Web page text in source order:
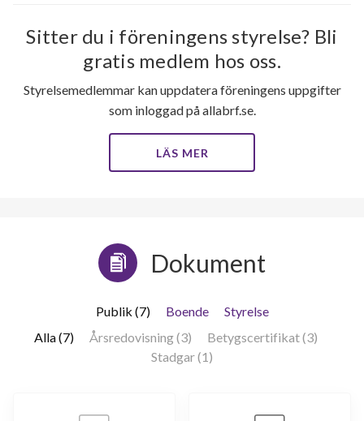
lägenheter
Sitter du i föreningens styrelse? Bli
gratis medlem hos oss.
Styrelsemedlemmar kan uppdatera föreningens uppgifter
som inloggad på allabrf.se.
LÄS MER
Dokument
Publik (7) Boende
Styrelse
Alla (7)
Årsredovisning (3)
Betygscertifikat (3)
Stadgar (1)